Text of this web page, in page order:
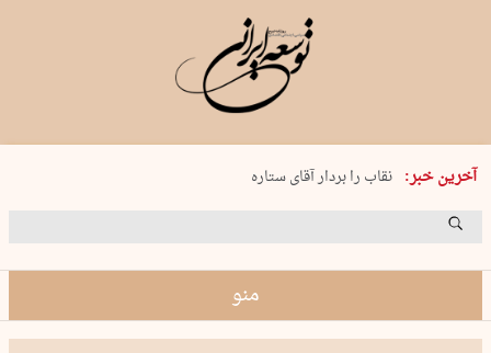
آخرین خبر:
پنجشنبه 15 مرداد 1405 شماره 2243
نقاب را بردار آقای ستاره
منو